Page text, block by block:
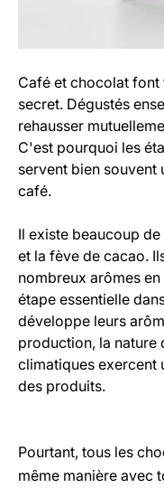
Café et chocolat font
secret. Dégustés
rehausser
C'est pourquoi les
servent bien souvent
café.
Il existe beaucoup
et la fève de cacao.
nombreux arômes
étape essentielle
développe leurs
production, la nature
climatiques exercent
des produits.
Pourtant, tous les
même manière avec